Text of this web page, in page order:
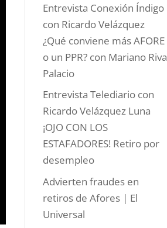
Entrevista Conexión Índigo
con Ricardo Velázquez
¿Qué conviene más AFORE
o un PPR? con Mariano Riva
Palacio
Entrevista Telediario con
Ricardo Velázquez Luna
¡OJO CON LOS
ESTAFADORES! Retiro por
desempleo
Advierten fraudes en
retiros de Afores | El
Universal